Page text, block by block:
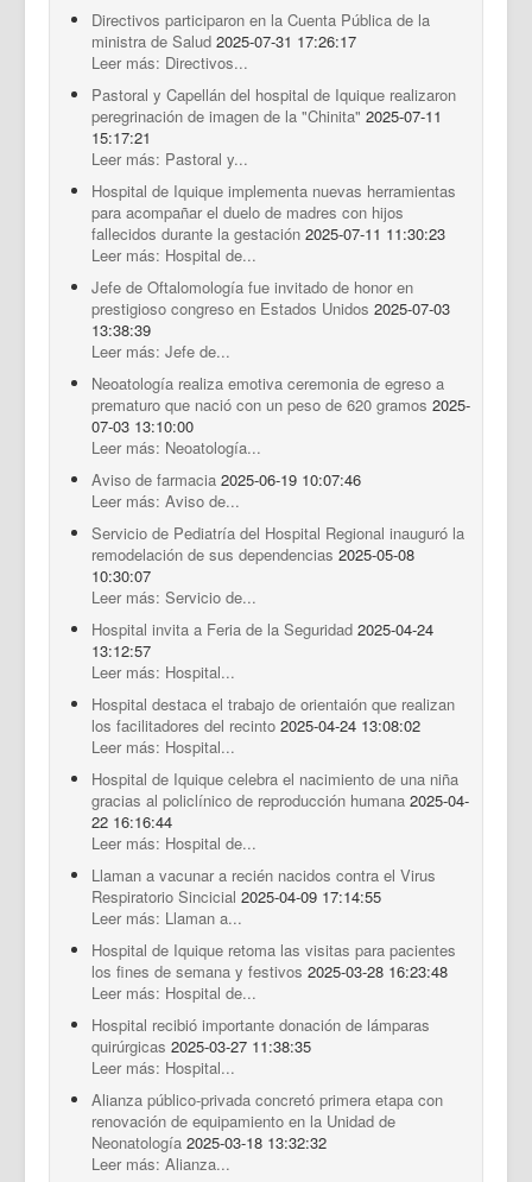
Directivos participaron en la Cuenta Pública de la
ministra de Salud 2025-07-31 17:26:17
Leer más: Directivos...
Pastoral y Capellán del hospital de Iquique realizaron
peregrinación de imagen de la "Chinita" 2025-07-11
15:17:21
Leer más: Pastoral y...
Hospital de Iquique implementa nuevas herramientas
para acompañar el duelo de madres con hijos
fallecidos durante la gestación 2025-07-11 11:30:23
Leer más: Hospital de...
Jefe de Oftalomología fue invitado de honor en
prestigioso congreso en Estados Unidos 2025-07-03
13:38:39
Leer más: Jefe de...
Neoatología realiza emotiva ceremonia de egreso a
prematuro que nació con un peso de 620 gramos 2025-
07-03 13:10:00
Leer más: Neoatología...
Aviso de farmacia 2025-06-19 10:07:46
Leer más: Aviso de...
Servicio de Pediatría del Hospital Regional inauguró la
remodelación de sus dependencias 2025-05-08
10:30:07
Leer más: Servicio de...
Hospital invita a Feria de la Seguridad 2025-04-24
13:12:57
Leer más: Hospital...
Hospital destaca el trabajo de orientaión que realizan
los facilitadores del recinto 2025-04-24 13:08:02
Leer más: Hospital...
Hospital de Iquique celebra el nacimiento de una niña
gracias al policlínico de reproducción humana 2025-04-
22 16:16:44
Leer más: Hospital de...
Llaman a vacunar a recién nacidos contra el Virus
Respiratorio Sincicial 2025-04-09 17:14:55
Leer más: Llaman a...
Hospital de Iquique retoma las visitas para pacientes
los fines de semana y festivos 2025-03-28 16:23:48
Leer más: Hospital de...
Hospital recibió importante donación de lámparas
quirúrgicas 2025-03-27 11:38:35
Leer más: Hospital...
Alianza público-privada concretó primera etapa con
renovación de equipamiento en la Unidad de
Neonatología 2025-03-18 13:32:32
Leer más: Alianza...